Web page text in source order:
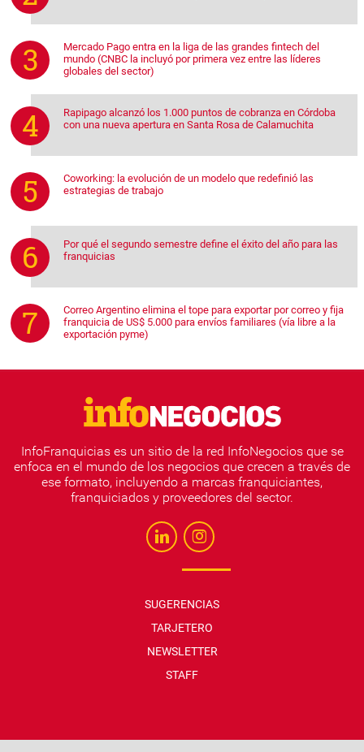
Mercado Pago entra en la liga de las grandes fintech del
mundo (CNBC la incluyó por primera vez entre las líderes
globales del sector)
Rapipago alcanzó los 1.000 puntos de cobranza en Córdoba
con una nueva apertura en Santa Rosa de Calamuchita
Coworking: la evolución de un modelo que redefinió las
estrategias de trabajo
Por qué el segundo semestre define el éxito del año para las
franquicias
Correo Argentino elimina el tope para exportar por correo y fija
franquicia de US$ 5.000 para envíos familiares (vía libre a la
exportación pyme)
InfoFranquicias es un sitio de la red InfoNegocios que se
enfoca en el mundo de los negocios que crecen a través de
ese formato, incluyendo a marcas franquiciantes,
franquiciados y proveedores del sector.
SUGERENCIAS
TARJETERO
NEWSLETTER
STAFF